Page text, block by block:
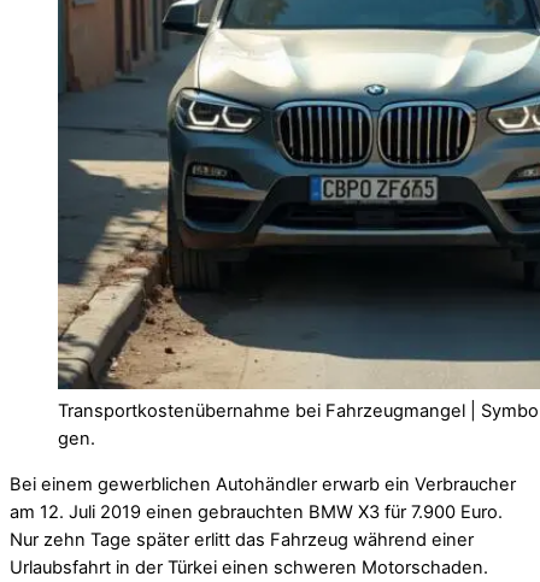
Transportkostenübernahme bei Fahrzeugmangel |
gen.
Bei einem gewerblichen Autohändler erwarb ein Verbraucher
am 12. Juli 2019 einen gebrauchten BMW X3 für 7.900 Euro.
Nur zehn Tage später erlitt das Fahrzeug während einer
Urlaubsfahrt in der Türkei einen schweren Motorschaden.